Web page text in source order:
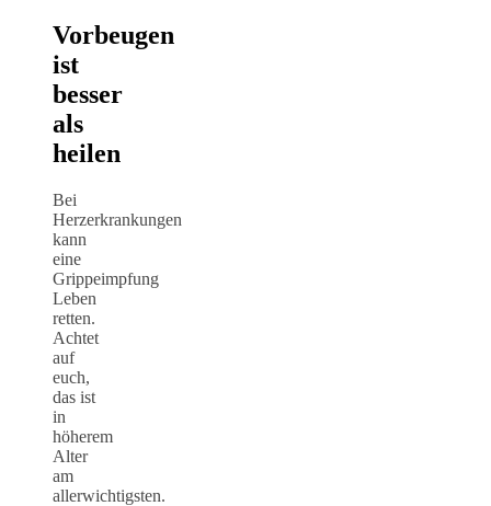
Vorbeugen
ist
besser
als
heilen
Bei
Herzerkrankungen
kann
eine
Grippeimpfung
Leben
retten.
Achtet
auf
euch,
das ist
in
höherem
Alter
am
allerwichtigsten.